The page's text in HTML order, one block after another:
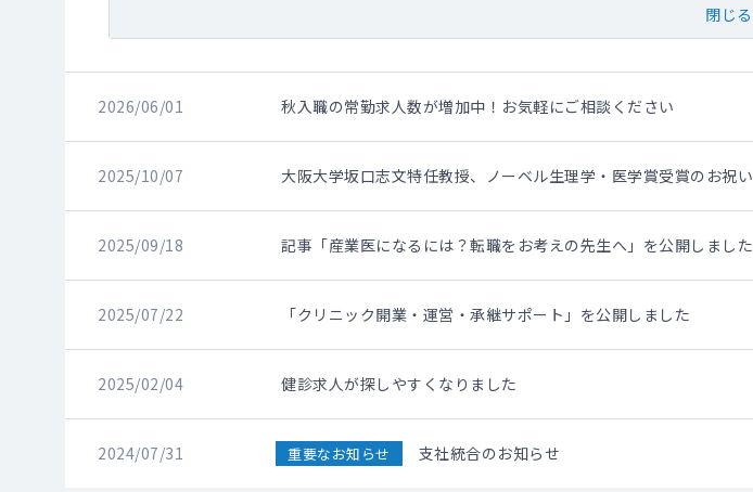
閉じる
2026/06/01 秋入職の常勤求人数が増加中！お気軽にご相談ください
2025/10/07 大阪大学坂口志文特任教授、ノーベル生理学・医学賞受賞のお祝い
2025/09/18 記事「産業医になるには？転職をお考えの先生へ」を公開しました
2025/07/22 「クリニック開業・運営・承継サポート」を公開しました
2025/02/04 健診求人が探しやすくなりました
2024/07/31 重要なお知らせ 支社統合のお知らせ